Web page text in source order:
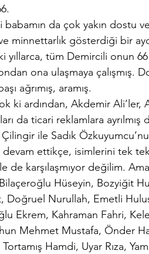
babamın da çok yakın dostu
minnettarlık gösterdiği bir
yıllarca, tüm Demircili onun
ona ulaşmaya çalışmış.
ağrımış, aramış.
ki ardından, Akdemir Ali’ler,
da ticari reklamlara
ile Sadık
devam ettikçe, isimlerini tek tek
de karşılaşmıyor değilim.
Hüseyin, Bozyiğit
Doğruel Nurullah, Emetli
Ekrem, Kahraman Fahri,
Mehmet Mustafa, Önder
Hamdi, Uyar Rıza,